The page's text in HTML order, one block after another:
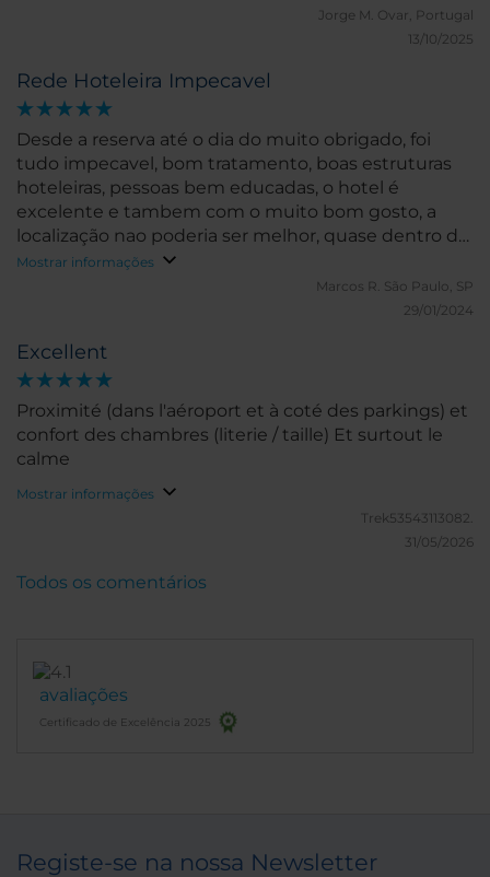
Jorge M. Ovar, Portugal
13/10/2025
Rede Hoteleira Impecavel
Desde a reserva até o dia do muito obrigado, foi
tudo impecavel, bom tratamento, boas estruturas
hoteleiras, pessoas bem educadas, o hotel é
excelente e tambem com o muito bom gosto, a
localização nao poderia ser melhor, quase dentro do
aeroporto, distante de apenas uma rua para
Mostrar informações
Marcos R. São Paulo, SP
29/01/2024
Excellent
Proximité (dans l'aéroport et à coté des parkings) et
confort des chambres (literie / taille) Et surtout le
calme
Mostrar informações
Trek53543113082.
31/05/2026
avaliações
Certificado de Excelência 2025
Todos os comentários
Registe-se na nossa Newsletter